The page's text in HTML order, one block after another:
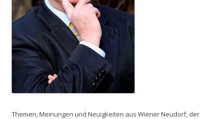
Themen, Meinungen und Neuigkeiten aus Wiener Neudorf, der